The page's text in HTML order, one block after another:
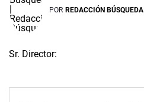
POR REDACCIÓN BÚSQUEDA
Sr. Director: